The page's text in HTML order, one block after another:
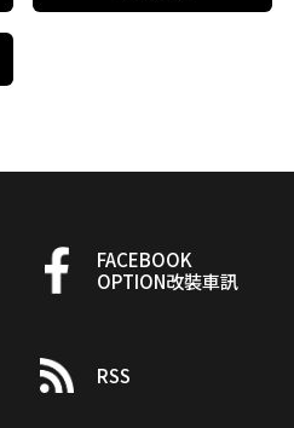
FACEBOOK
OPTION改裝車訊
RSS